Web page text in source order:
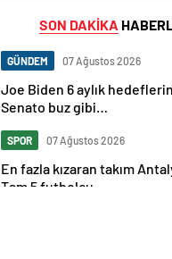
SON DAKİKA
GÜNDEM 07 Ağustos 2026
Joe Biden 6 aylık
Senato buz gibi…
SPOR 07 Ağustos 2026
En fazla kızaran takım
Tam 5 futbolcu….